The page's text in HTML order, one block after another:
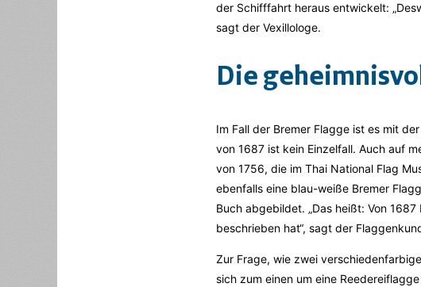
der Schifffahrt heraus entwickelt:
sagt der Vexillologe.
Die
Im Fall der Bremer Flagge ist es mit
von 1687 ist kein Einzelfall. Auch auf
von 1756, die im Thai National Flag
ebenfalls eine blau-weiße Bremer
Buch abgebildet. „Das heißt: Von
beschrieben hat“, sagt der
Zur Frage, wie zwei
sich zum einen um eine